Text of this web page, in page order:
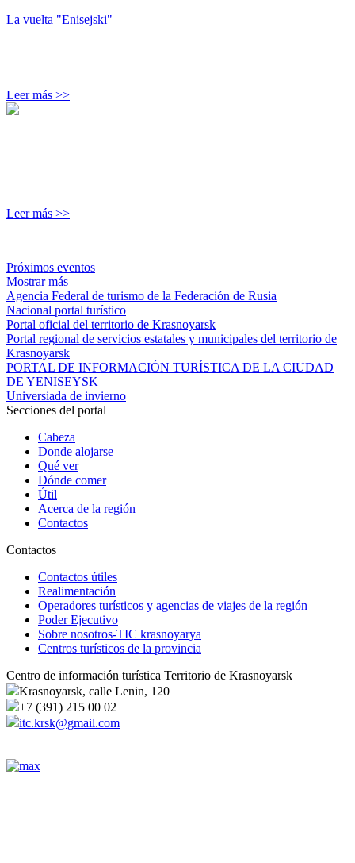
La vuelta "Enisejski"
Leer más >>
Leer más >>
Próximos eventos
Mostrar más
Agencia Federal de turismo de la Federación de Rusia
Nacional portal turístico
Portal oficial del territorio de Krasnoyarsk
Portal regional de servicios estatales y municipales del territorio de
Krasnoyarsk
PORTAL DE INFORMACIÓN TURÍSTICA DE LA CIUDAD
DE YENISEYSK
Universiada de invierno
Secciones del portal
Cabeza
Donde alojarse
Qué ver
Dónde comer
Útil
Acerca de la región
Contactos
Contactos
Contactos útiles
Realimentación
Operadores turísticos y agencias de viajes de la región
Poder Ejecutivo
Sobre nosotros-TIC krasnoyarya
Centros turísticos de la provincia
Centro de información turística Territorio de Krasnoyarsk
Krasnoyarsk, calle Lenin, 120
+7 (391) 215 00 02
itc.krsk@gmail.com